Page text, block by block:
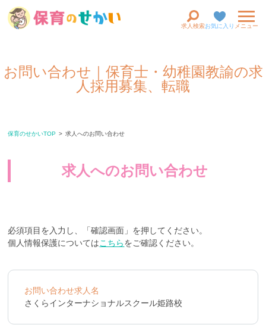
求人検索お気に入り メニュー
お問い合わせ｜保育士・幼稚園教諭の求
人採用募集、転職
保育のせかいTOP 求人へのお問い合わせ
求人へのお問い合わせ
必須項目を入力し、「確認画面」を押してください。
個人情報保護についてはこちらをご確認ください。
お問い合わせ求人名
さくらインターナショナルスクール姫路校